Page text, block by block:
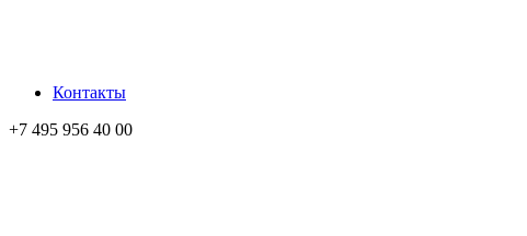
Контакты
+7 495 956 40 00